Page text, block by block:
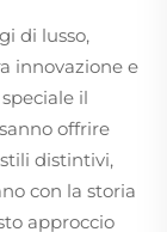
di lusso,
innovazione e
il
offrire
distintivi,
con la storia
approccio